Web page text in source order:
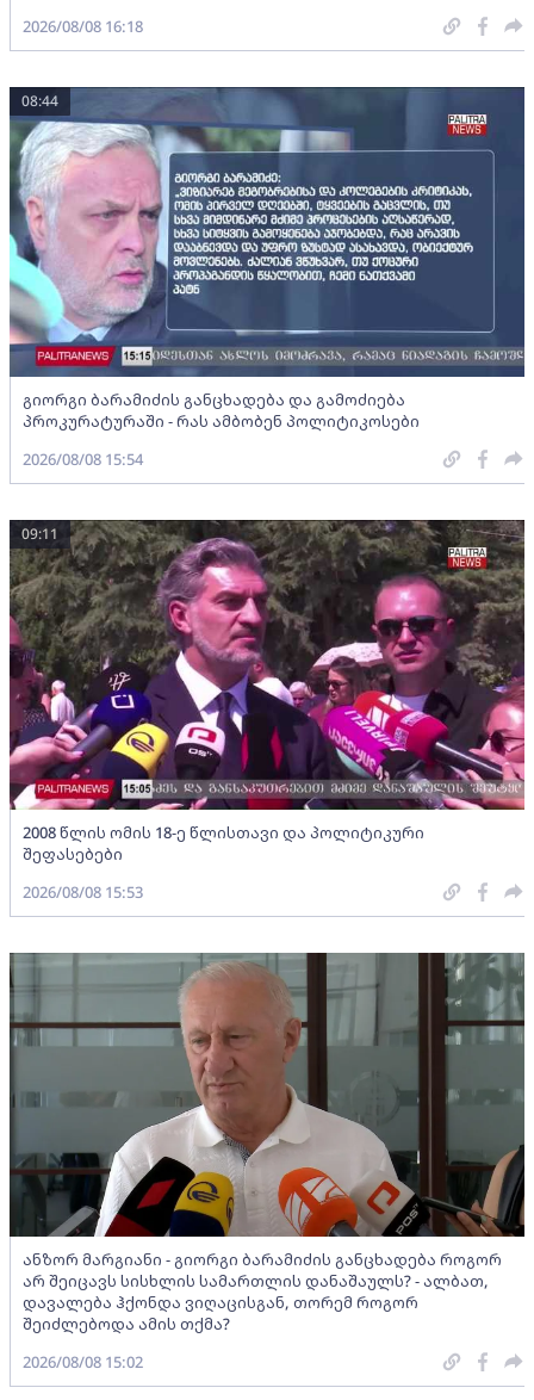
2026/08/08 16:18
გიორგი ბარამიძის განცხადება და გამოძიება
პროკურატურაში - რას ამბობენ პოლიტიკოსები
08:44
2026/08/08 15:54
2008 წლის ომის 18-ე წლისთავი და პოლიტიკური
შეფასებები
09:11
2026/08/08 15:53
ანზორ მარგიანი - გიორგი ბარამიძის განცხადება როგორ
არ შეიცავს სისხლის სამართლის დანაშაულს? - ალბათ,
დავალება ჰქონდა ვიღაცისგან, თორემ როგორ
შეიძლებოდა ამის თქმა?
2026/08/08 15:02